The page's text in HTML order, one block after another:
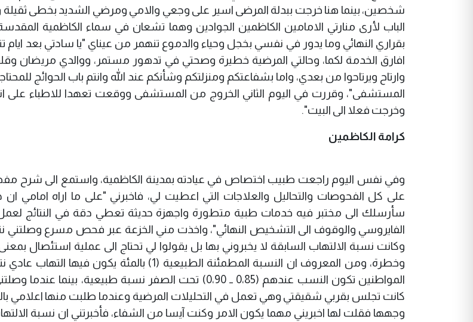
شخصين، بينما هنا خرجت ببدلة المرضى اسير على وجعي والامي ومرضي الشديد بخطى ثقيلة
الباب لأرى منارتي الامامين الكاظمين الجوادين وهما تشعان في سماء الكاظمية
بقراري النهائي وما يدور في نفسي بخجل وحياء والدموع تنهمر من عيناي "يا سادتي بعد ايام
افارق الخدمة لكما، وحالتي المرضية خطيرة وصحتي في تدهور مستمر، ووالدي مريضان
وارتاح ويرتاحوا من بعدي، واما بشفاعتكم ومنزلتكم وشأنكم عند الله وانتم باب الحوائج
المستشفى"، وقررت في اليوم الثاني الخروج من المستشفى ووقعت تعهدا للاطباء على
وخرجت فعلا الى البيت".
كرامة الكاظمين
وفي نفس اليوم راجعت طبيب اختصاص في عيادته بمدينة الكاظمية، واستمع الى شرح
على كل الفحوصات والتحاليل والعلاجات التي اعطيت لي، فاخبرني "على ما اراه امامي ان
سأرسلك الى مختبر فيه خدمات طبية متطورة واجهزة حديثة تعطي دقة في النتائج لعمل
الفايروسي والوقوف الى التشخيص النهائي"، واخذت مني الخزعة عبر فحص مسرع وصلتني
وكانت نسبة الالتهاب السابقة لا يخبروني بها بل يقولوا لي تحتاج الى عملية استئصال
وخطرة، ومن المعروف ان النسبة المطمئنة الطبيعية (1) بالمئة
المواطنين تكون النسب عندهم (0،85 ــ 0،90) تحت الصفر نسبة طبيعية،
كانت تجلس بقربي شقيقتي وهي تعمل في التحليلات المرضية وعندما طلبت منها اعلامي